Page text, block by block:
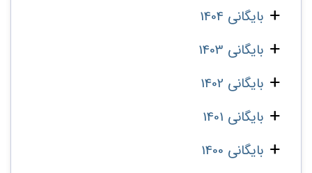
بایگانی 1404
بایگانی 1403
بایگانی 1402
بایگانی 1401
بایگانی 1400